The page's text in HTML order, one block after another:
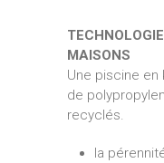
MAISONS
Une piscine en
de
recyclés.
la